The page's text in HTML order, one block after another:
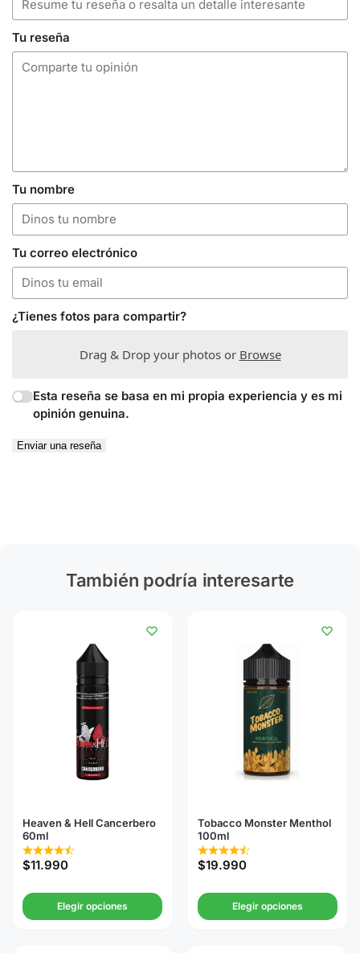
Tu reseña
Tu nombre
Tu correo electrónico
¿Tienes fotos para compartir?
Drag & Drop your photos or Browse
Esta reseña se basa en mi propia experiencia y es mi
opinión genuina.
Enviar una reseña
También podría interesarte
Heaven & Hell Cancerbero
60ml
$11.990
Elegir opciones
Tobacco Monster Menthol
100ml
$19.990
Elegir opciones